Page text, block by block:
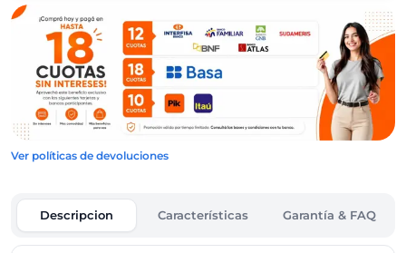
Ver políticas de devoluciones
Descripcion Características Garantía & FAQ